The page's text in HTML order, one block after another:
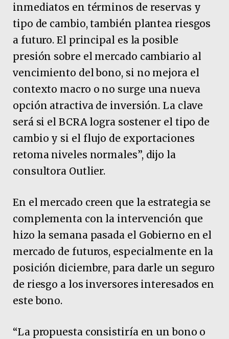
inmediatos en términos de reservas y
tipo de cambio, también plantea riesgos
a futuro. El principal es la posible
presión sobre el mercado cambiario al
vencimiento del bono, si no mejora el
contexto macro o no surge una nueva
opción atractiva de inversión. La clave
será si el BCRA logra sostener el tipo de
cambio y si el flujo de exportaciones
retoma niveles normales”, dijo la
consultora Outlier.
En el mercado creen que la estrategia se
complementa con la intervención que
hizo la semana pasada el Gobierno en el
mercado de futuros, especialmente en la
posición diciembre, para darle un seguro
de riesgo a los inversores interesados en
este bono.
“La propuesta consistiría en un bono o